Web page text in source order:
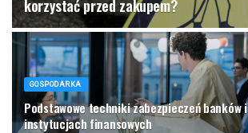
korzystać przed zakupem?
GOSPODARKA
Podstawowe techniki zabezpieczeń banków i
instytucjach finansowych